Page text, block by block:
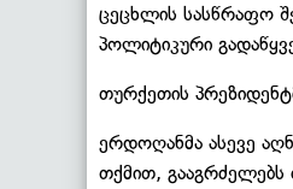
ცეცხლის სასწრაფო
პოლიტიკური
თურქეთის
ერდოღანმა ასევე
თქმით, გააგრძელებს